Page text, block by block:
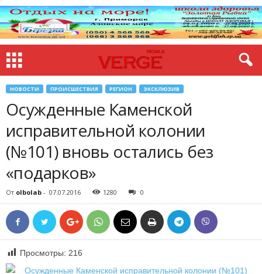
НОВОСТИ ПРОИСШЕСТВИЯ РЕГИОН ЭКСКЛЮЗИВ
Осужденные Каменской
исправительной колонии
(№101) вновь остались без
«подарков»
От olbolab - 07.07.2016 1280 0
Просмотры: 216